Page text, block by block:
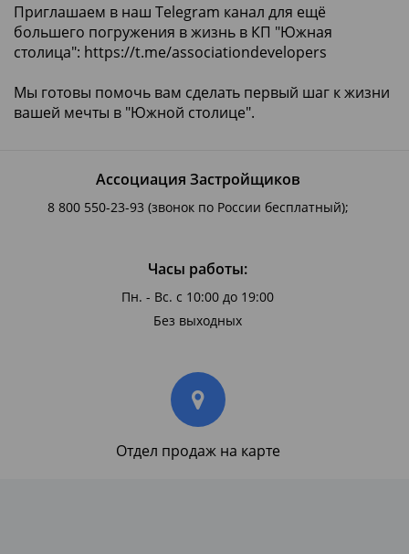
Приглашаем в наш Telegram канал для ещё
большего погружения в жизнь в КП "Южная
столица": https://t.me/associationdevelopers
Мы готовы помочь вам сделать первый шаг к жизни
вашей мечты в "Южной столице".
Ассоциация Застройщиков
8 800 550-23-93 (звонок по России бесплатный);
Часы работы:
Пн. - Вс. с 10:00 до 19:00
Без выходных
Отдел продаж на карте